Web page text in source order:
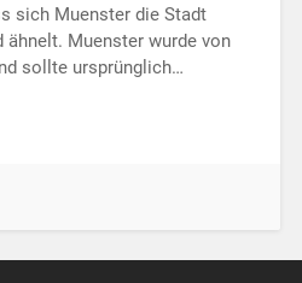
sich Muenster die Stadt
ähnelt. Muenster wurde von
sollte ursprünglich…